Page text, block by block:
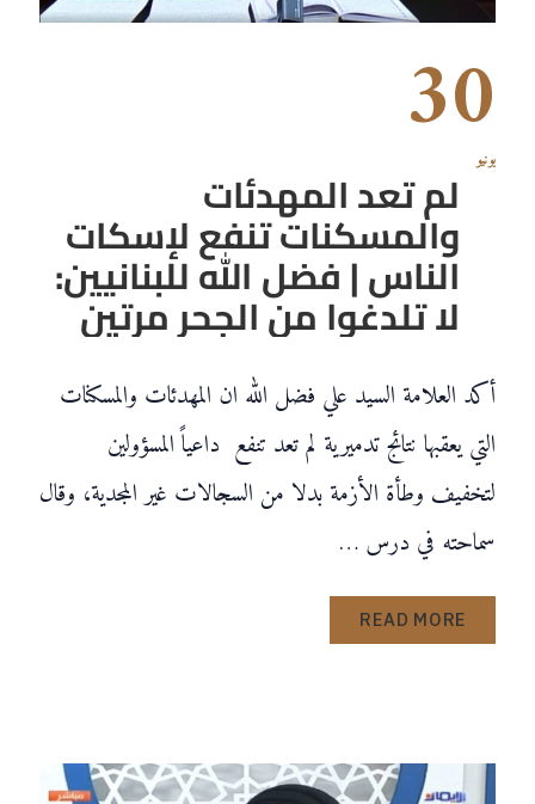
30
يونيو
لم تعد المهدئات
والمسكنات تنفع لإسكات
الناس | فضل الله للبنانيين:
لا تلدغوا من الجحر مرتين
أكد العلامة السيد علي فضل الله ان المهدئات والمسكنات
التي يعقبها نتائج تدميرية لم تعد تنفع داعياً المسؤولين
لتخفيف وطأة الأزمة بدلا من السجالات غير المجدية، وقال
سماحته في درس …
READ MORE